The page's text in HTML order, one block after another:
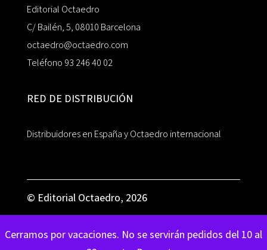
Cerramos por vacaciones. No se servirán pedidos del 10 al
Editorial Octaedro
C/ Bailén, 5, 08010 Barcelona
octaedro@octaedro.com
Teléfono 93 246 40 02
RED DE DISTRIBUCIÓN
Distribuidores en España y Octaedro internacional
© Editorial Octaedro, 2026